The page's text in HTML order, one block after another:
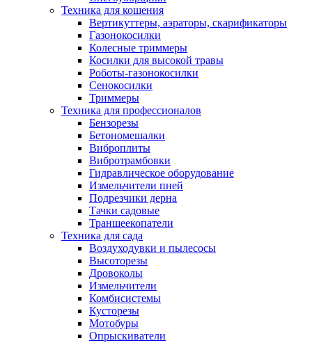
Техника для кошения
Вертикуттеры, аэраторы, скарификаторы
Газонокосилки
Колесные триммеры
Косилки для высокой травы
Роботы-газонокосилки
Сенокосилки
Триммеры
Техника для профессионалов
Бензорезы
Бетономешалки
Виброплиты
Вибротрамбовки
Гидравлическое оборудование
Измельчители пней
Подрезчики дерна
Тачки садовые
Траншеекопатели
Техника для сада
Воздуходувки и пылесосы
Высоторезы
Дровоколы
Измельчители
Комбисистемы
Кусторезы
Мотобуры
Опрыскиватели